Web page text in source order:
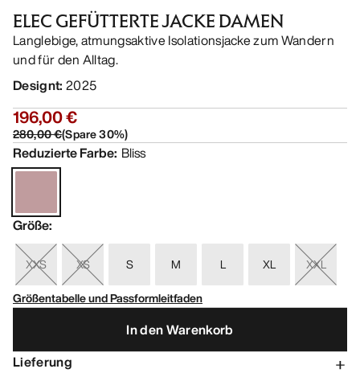
ELEC GEFÜTTERTE JACKE DAMEN
Langlebige, atmungsaktive Isolationsjacke zum Wandern
und für den Alltag.
Designt: 2025
196,00 €
280,00 €(Spare30%)
Reduzierte Farbe: Bliss
Größe:
XXS XS S M L XL
XXL
Größentabelle und Passformleitfaden
In den Warenkorb
Lieferung